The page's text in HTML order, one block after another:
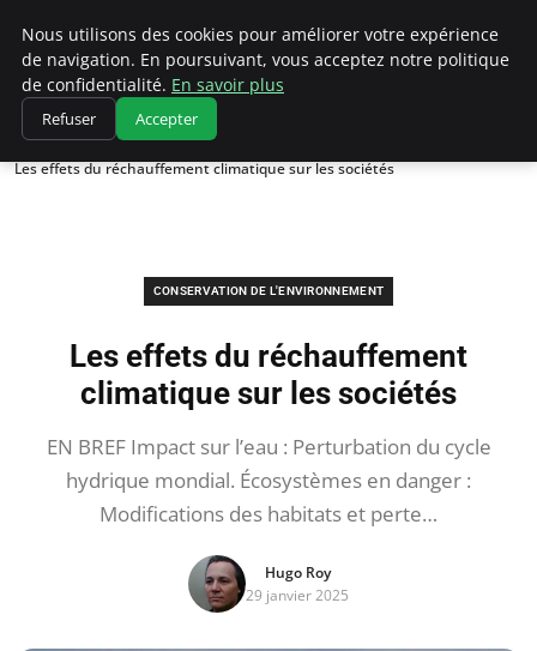
Climatedebtagents
Accueil
Conservation de l'environnement
Les effets du réchauffement climatique sur les sociétés
CONSERVATION DE L'ENVIRONNEMENT
Les effets du réchauffement
climatique sur les sociétés
EN BREF Impact sur l’eau : Perturbation du cycle
hydrique mondial. Écosystèmes en danger :
Modifications des habitats et perte…
Hugo Roy
29 janvier 2025
Nous utilisons des cookies pour améliorer votre expérience
de navigation. En poursuivant, vous acceptez notre politique
de confidentialité. En savoir plus
Refuser Accepter